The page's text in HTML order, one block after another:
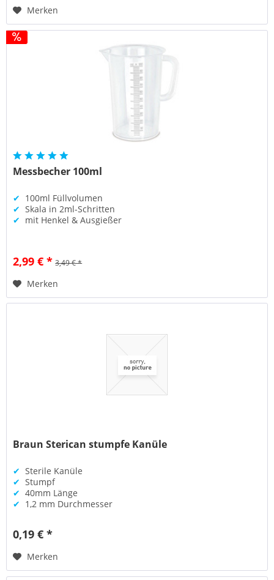
Merken
Messbecher 100ml
✔ 100ml Füllvolumen
✔ Skala in 2ml-Schritten
✔ mit Henkel & Ausgießer
2,99 € * 3,49 € *
Merken
Braun Sterican stumpfe Kanüle
✔ Sterile Kanüle
✔ Stumpf
✔ 40mm Länge
✔ 1,2 mm Durchmesser
0,19 € *
Merken